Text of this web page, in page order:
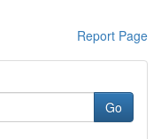
Report Page
Go